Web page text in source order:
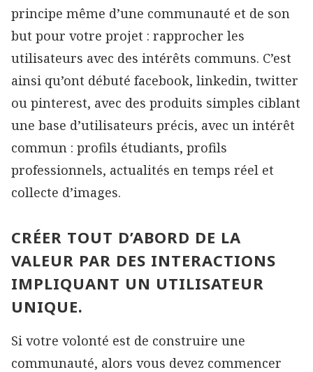
principe même d’une communauté et de son
but pour votre projet : rapprocher les
utilisateurs avec des intérêts communs. C’est
ainsi qu’ont débuté facebook, linkedin, twitter
ou pinterest, avec des produits simples ciblant
une base d’utilisateurs précis, avec un intérêt
commun : profils étudiants, profils
professionnels, actualités en temps réel et
collecte d’images.
CRÉER TOUT D’ABORD DE LA
VALEUR PAR DES INTERACTIONS
IMPLIQUANT UN UTILISATEUR
UNIQUE.
Si votre volonté est de construire une
communauté, alors vous devez commencer